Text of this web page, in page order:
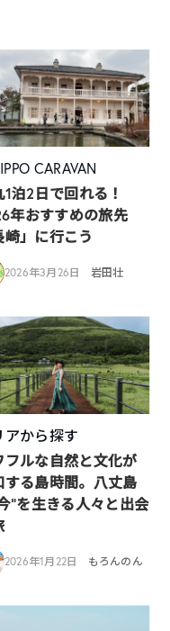
CARAVAN
1泊2日で回れる！
年おすすめの旅先
崎」に行こう
2026年3月26日 岩田壮
アから探す
フルな自然と文化が
する島時間。八丈島
”を生きる人々と出会
2026年1月22日 もろんのん